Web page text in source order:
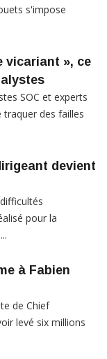
s'impose
vicariant », ce
SOC et experts
des failles
devient
pour la
à Fabien
de Chief
levé six millions